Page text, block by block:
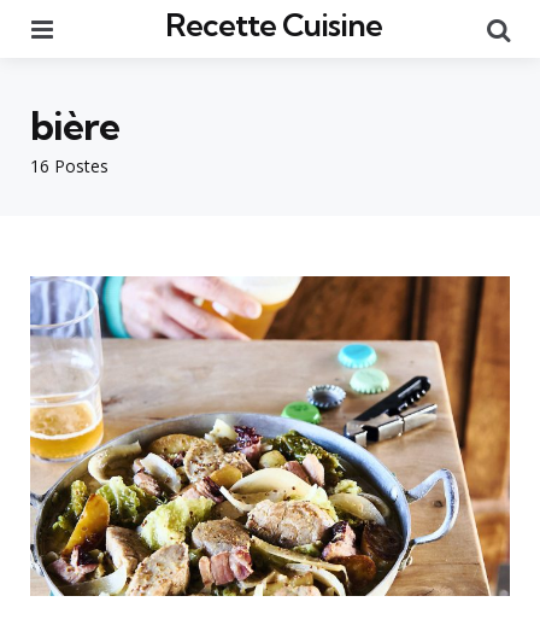
Recette Cuisine
16 Postes
bière